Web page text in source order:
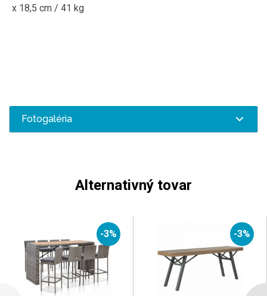
x 18,5 cm / 41 kg
Fotogaléria
Alternativný tovar
-3% -3%